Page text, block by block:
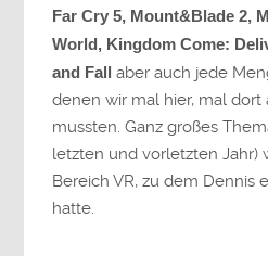
Far Cry 5, Mount&Blade 2,
World, Kingdom Come:
and Fallaber auch jede
denen wir mal hier, mal dort
mussten. Ganz großes
letzten und vorletzten Jahr)
Bereich VR, zu dem Dennis
hatte.